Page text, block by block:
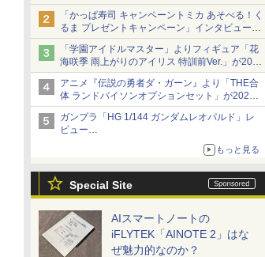
チューバ、テナサクなど5種各3色
「かっぱ寿司 キャンペーントミカ あそべる！く
るま プレゼントキャンペーン」インタビュー
子どもが楽しめるかっぱ寿司ならではの体験と
コラボの楽しさを追求
「学園アイドルマスター」よりフィギュア「花
海咲季 雨上がりのアイリス 特訓前Ver.」が2027
年4月に発売
アニメ『伝説の勇者ダ・ガーン』より「THE合
体 ランドバイソンオプションセット」が2027
年5月に発売
「THE合体ランドバイソン」と連動するオプシ
ョンパーツセット
ガンプラ「HG 1/144 ガンダムレオパルド」レ
ビュー
『機動新世紀ガンダムX』30周年！インナーア
ームガトリングの変形機構まで再現し最新フォ
もっと見る
Special Site
AIスマートノートの
iFLYTEK「AINOTE 2」はな
ぜ魅力的なのか？